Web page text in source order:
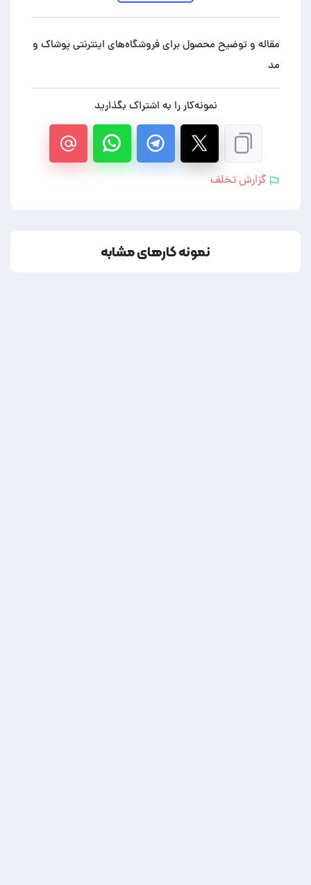
مقاله و توضیح محصول برای فروشگاه‌های اینترنتی پوشاک و
مد
نمونه‌کار را به اشتراک بگذارید
گزارش تخلف
نمونه کارهای مشابه